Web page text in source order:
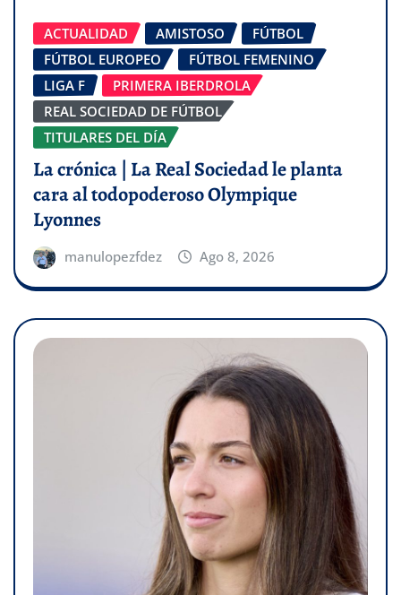
ACTUALIDAD AMISTOSO
FÚTBOL
FÚTBOL EUROPEO
FÚTBOL FEMENINO
LIGA F
PRIMERA IBERDROLA
REAL SOCIEDAD DE FÚTBOL
TITULARES DEL DÍA
La crónica | La Real Sociedad le planta
cara al todopoderoso Olympique
Lyonnes
manulopezfdez Ago 8, 2026